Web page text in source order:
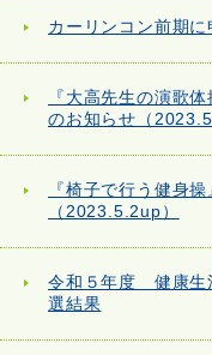
カーリンコン前期
『大高先生の演歌
のお知らせ（
『椅子で行う健身
（2023.5.2up）
令和５年度 健康
選結果